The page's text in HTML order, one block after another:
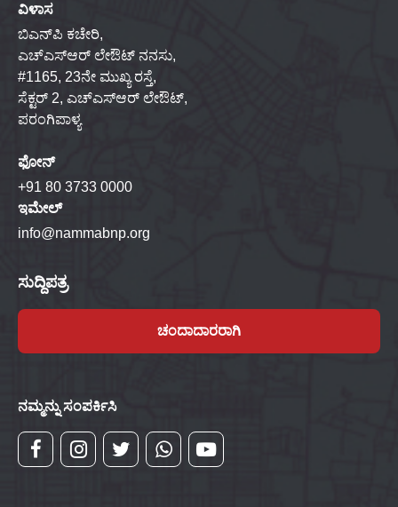
ವಿಳಾಸ
ಬಿಎನ್‌ಪಿ ಕಚೇರಿ,
ಎಚ್‌ಎಸ್‌ಆರ್ ಲೇಔಟ್ ನನಸು,
#1165, 23ನೇ ಮುಖ್ಯ ರಸ್ತೆ,
ಸೆಕ್ಟರ್ 2, ಎಚ್‌ಎಸ್‌ಆರ್ ಲೇಔಟ್,
ಪರಂಗಿಪಾಳ್ಯ
ಫೋನ್
+91 80 3733 0000
ಇಮೇಲ್
info@nammabnp.org
ಸುದ್ದಿಪತ್ರ
ಚಂದಾದಾರರಾಗಿ
ನಮ್ಮನ್ನು ಸಂಪರ್ಕಿಸಿ